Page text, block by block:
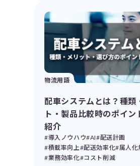
物流用語
配車システムとは？種類
ト・製品比較時のポイン
紹介
#導入ノウハウ#AI#配送計画
#積載率向上#配送効率化#属人化
#業務効率化#コスト削減